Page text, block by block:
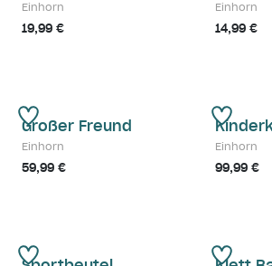
Einhorn
19,99 €
Einhorn
14,99 €
Großer Freund
Einhorn
59,99 €
Einhorn
99,99 €